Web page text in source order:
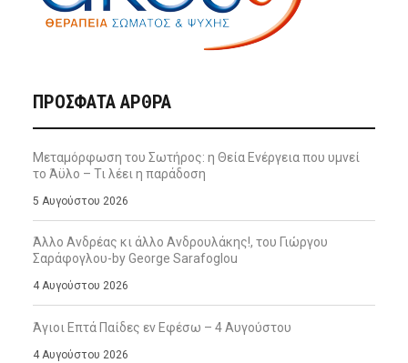
ΠΡΌΣΦΑΤΑ ΆΡΘΡΑ
Μεταμόρφωση του Σωτήρος: η Θεία Ενέργεια που υμνεί
το Άϋλο – Τι λέει η παράδοση
5 Αυγούστου 2026
Άλλο Ανδρέας κι άλλο Ανδρουλάκης!, του Γιώργου
Σαράφογλου-by George Sarafoglou
4 Αυγούστου 2026
Άγιοι Επτά Παίδες εν Εφέσω – 4 Αυγούστου
4 Αυγούστου 2026